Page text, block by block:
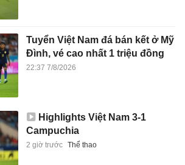
Tuyển Việt Nam đá bán kết ở Mỹ
Đình, vé cao nhất 1 triệu đồng
22:37 7/8/2026
Highlights Việt Nam 3-1
Campuchia
2 giờ trước Thể thao